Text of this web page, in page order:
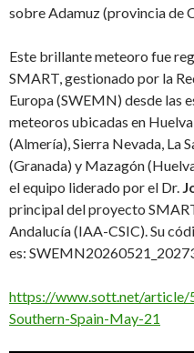
sobre Adamuz (provincia de
Este brillante meteoro fue
SMART, gestionado por la
Europa (SWEMN) desde las
meteoros ubicadas en
(Almería), Sierra Nevada, La
(Granada) y Mazagón
el equipo liderado por el Dr.
principal del proyecto
Andalucía (IAA-CSIC). Su
es:
https://www.sott.net/
Southern-Spain-May-21